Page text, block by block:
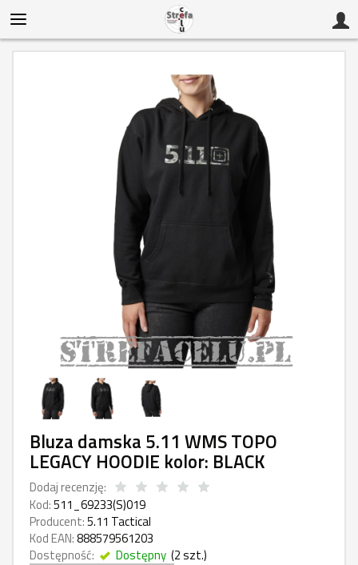
Bluza damska 5.11 WMS TOPO
LEGACY HOODIE kolor: BLACK
Dodaj recenzję:
Kod:511_69233(S)019
Producent:5.11 Tactical
Kod EAN:888579561203
Dostępność:
Dostępny (2szt.)